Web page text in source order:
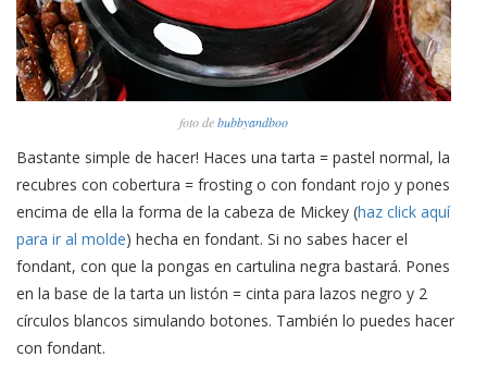
foto debubbyandboo
Bastante simple de hacer! Haces una tarta = pastel normal, la
recubres con cobertura = frosting o con fondant rojo y pones
encima de ella la forma de la cabeza de Mickey (haz click aquí
para ir al molde) hecha en fondant. Si no sabes hacer el
fondant, con que la pongas en cartulina negra bastará. Pones
en la base de la tarta un listón = cinta para lazos negro y 2
círculos blancos simulando botones. También lo puedes hacer
con fondant.